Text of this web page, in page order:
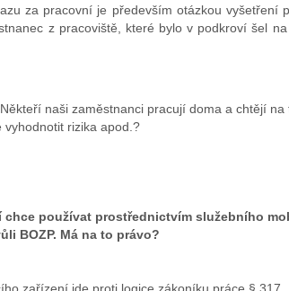
za pracovní je především otázkou vyšetření
z pracoviště, které bylo v podkroví šel
naši zaměstnanci pracují doma a chtějí
rizika apod.?
chce používat prostřednictvím služebního
BOZP. Má na to právo?